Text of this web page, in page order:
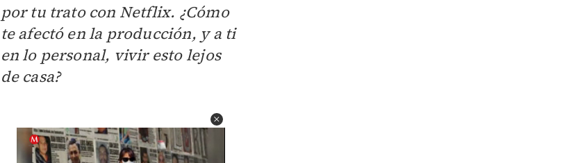
por tu trato con Netflix. ¿Cómo
te afectó en la producción, y a ti
en lo personal, vivir esto lejos
de casa?